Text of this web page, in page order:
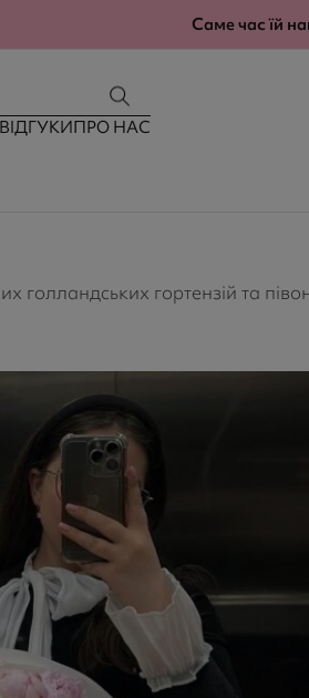
Саме час їй
ВІДГУКИПРО НАС
голландських гортензій та